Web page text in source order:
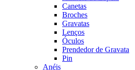
Canetas
Broches
Gravatas
Lenços
Óculos
Prendedor de Gravata
Pin
Anéis